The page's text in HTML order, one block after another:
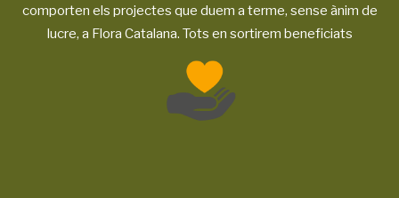
comporten els projectes que duem a terme, sense ànim de
lucre, a Flora Catalana. Tots en sortirem beneficiats